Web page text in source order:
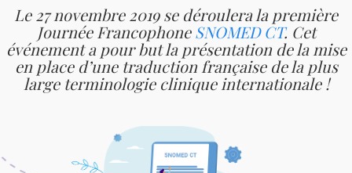
Le 27 novembre 2019 se déroulera la première
Journée FrancophoneSNOMED CT. Cet
événement a pour but la présentation de la mise
en place d’une traduction française de la plus
large terminologie clinique internationale !